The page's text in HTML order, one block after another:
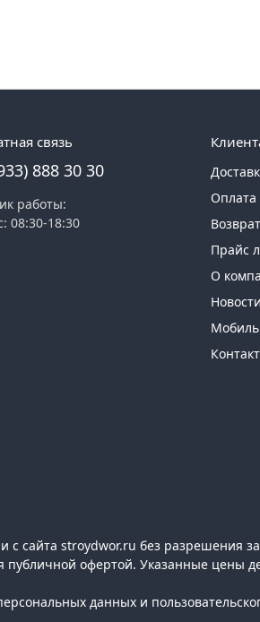
связь
888 30 30
работы:
08:30-18:30
Оплата
Прайс
О
Новости
сайта stroydwor.ru без разрешения
офертой. Указанные цены
данных и